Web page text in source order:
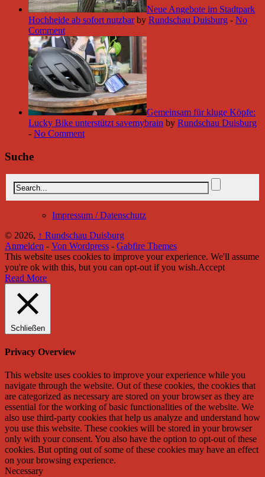
Neue Angebote im Stadtpark
Hochheide ab sofort nutzbar by Rundschau Duisburg - No
Comment
Gemeinsam für kluge Köpfe:
Lucky Bike unterstützt savemybrain by Rundschau Duisburg
- No Comment
Suche
Impressum / Datenschutz
© 2026, ↑ Rundschau Duisburg
Anmelden - Von Wordpress - Gabfire Themes
This website uses cookies to improve your experience. We'll assume
you're ok with this, but you can opt-out if you wish.Accept
Read More
Schließen
Privacy Overview
This website uses cookies to improve your experience while you
navigate through the website. Out of these cookies, the cookies that
are categorized as necessary are stored on your browser as they are
essential for the working of basic functionalities of the website. We
also use third-party cookies that help us analyze and understand how
you use this website. These cookies will be stored in your browser
only with your consent. You also have the option to opt-out of these
cookies. But opting out of some of these cookies may have an effect
on your browsing experience.
Necessary